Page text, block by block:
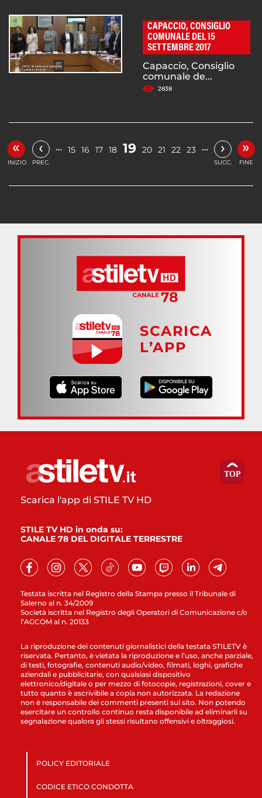
CAPACCIO, CONSIGLIO
COMUNALE DEL 15
SETTEMBRE 2017
Capaccio, Consiglio
comunale de...
2838
«
INIZIO
‹
PREC.
… 15 16 17 18 19 20 21 22 23 … ›
SUCC.
»
FINE
SCARICA
L’APP
Testata iscritta nel Registro della Stampa presso il Tribunale di
Salerno al n. 34/2009
Società iscritta nel Registro degli Operatori di Comunicazione c/o
l’AGCOM al n. 20133
Scarica l'app di STILE TV HD
STILE TV HD in onda su:
CANALE 78 DEL DIGITALE TERRESTRE
La riproduzione dei contenuti giornalistici della testata STILETV è
riservata. Pertanto, è vietata la riproduzione e l’uso, anche parziale,
di testi, fotografie, contenuti audio/video, filmati, loghi, grafiche
aziendali e pubblicitarie, con qualsiasi dispositivo
elettronico/digitale o per mezzo di fotocopie, registrazioni, cover e
tutto quanto è ascrivibile a copia non autorizzata. La redazione
non è responsabile dei commenti presenti sul sito. Non potendo
esercitare un controllo continuo resta disponibile ad eliminarli su
segnalazione qualora gli stessi risultano offensivi e oltraggiosi.
POLICY EDITORIALE
CODICE ETICO CONDOTTA